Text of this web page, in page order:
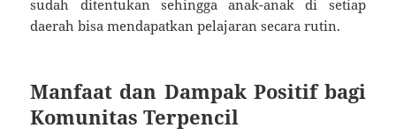
sudah ditentukan sehingga anak-anak di setiap
daerah bisa mendapatkan pelajaran secara rutin.
Manfaat dan Dampak Positif bagi
Komunitas Terpencil